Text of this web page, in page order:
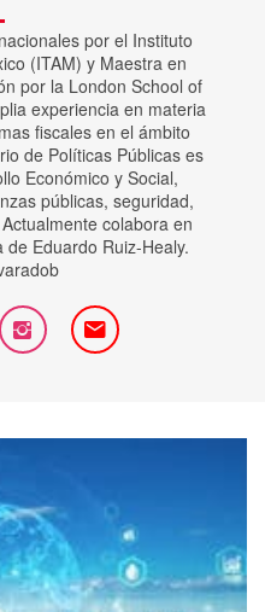
por el Instituto
(ITAM) y Maestra en
por la London School of
experiencia en materia
fiscales en el ámbito
de Políticas Públicas es
Económico y Social,
públicas, seguridad,
colabora en
Eduardo Ruiz-Healy.